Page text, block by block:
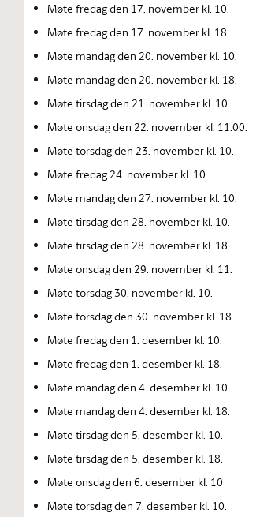
Møte fredag den 17. november kl. 10.
Møte fredag den 17. november kl. 18.
Møte mandag den 20. november kl. 10.
Møte mandag den 20. november kl. 18.
Møte tirsdag den 21. november kl. 10.
Møte onsdag den 22. november kl. 11.00.
Møte torsdag den 23. november kl. 10.
Møte fredag 24. november kl. 10.
Møte mandag den 27. november kl. 10.
Møte tirsdag den 28. november kl. 10.
Møte tirsdag den 28. november kl. 18.
Møte onsdag den 29. november kl. 11.
Møte torsdag 30. november kl. 10.
Møte torsdag den 30. november kl. 18.
Møte fredag den 1. desember kl. 10.
Møte fredag den 1. desember kl. 18.
Møte mandag den 4. desember kl. 10.
Møte mandag den 4. desember kl. 18.
Møte tirsdag den 5. desember kl. 10.
Møte tirsdag den 5. desember kl. 18.
Møte onsdag den 6. desember kl. 10
Møte torsdag den 7. desember kl. 10.